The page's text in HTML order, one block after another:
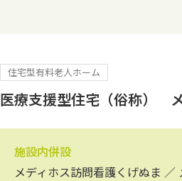
住宅型有料老人ホーム
医療支援型住宅（俗称）
施設内併設
メディホス訪問看護くげぬま ／